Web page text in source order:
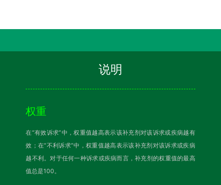
说明
权重
在“有效诉求”中，权重值越高表示该补充剂对该诉求或疾病越有
效；在“不利诉求”中，权重值越高表示该补充剂对该诉求或疾病
越不利。对于任何一种诉求或疾病而言，补充剂的权重值的最高
值总是100。